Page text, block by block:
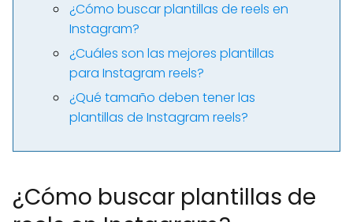
¿Cómo buscar plantillas de reels en
Instagram?
¿Cuáles son las mejores plantillas
para Instagram reels?
¿Qué tamaño deben tener las
plantillas de Instagram reels?
¿Cómo buscar plantillas de